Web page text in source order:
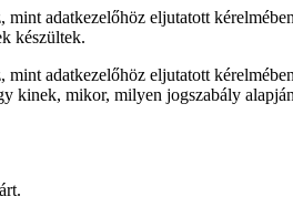
adatkezelőhöz eljutatott
készültek.
adatkezelőhöz eljutatott
mikor, milyen jogszabály